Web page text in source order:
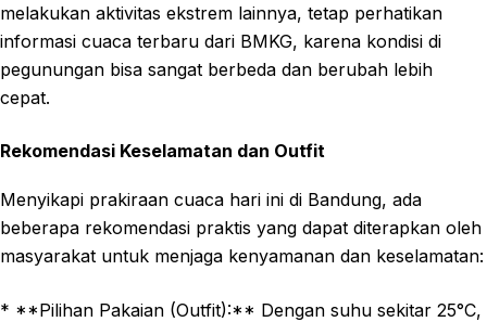
melakukan aktivitas ekstrem lainnya, tetap perhatikan
informasi cuaca terbaru dari BMKG, karena kondisi di
pegunungan bisa sangat berbeda dan berubah lebih
cepat.
Rekomendasi Keselamatan dan Outfit
Menyikapi prakiraan cuaca hari ini di Bandung, ada
beberapa rekomendasi praktis yang dapat diterapkan oleh
masyarakat untuk menjaga kenyamanan dan keselamatan:
* **Pilihan Pakaian (Outfit):** Dengan suhu sekitar 25°C,